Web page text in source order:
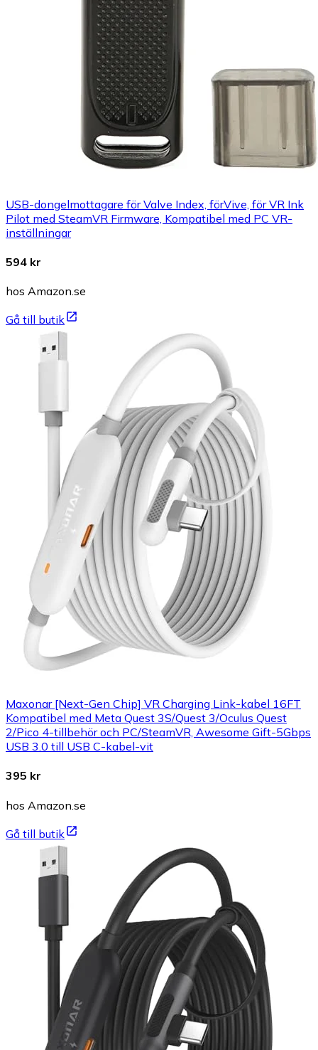
USB-dongelmottagare för Valve Index, förVive, för VR Ink
Pilot med SteamVR Firmware, Kompatibel med PC VR-
inställningar
594 kr
hos Amazon.se
Gå till butik
Maxonar [Next-Gen Chip] VR Charging Link-kabel 16FT
Kompatibel med Meta Quest 3S/Quest 3/Oculus Quest
2/Pico 4-tillbehör och PC/SteamVR, Awesome Gift-5Gbps
USB 3.0 till USB C-kabel-vit
395 kr
hos Amazon.se
Gå till butik